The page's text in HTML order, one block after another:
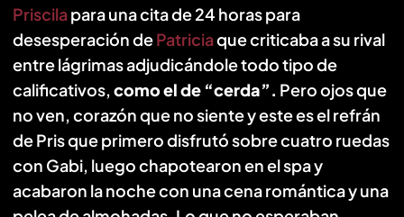
Priscilapara una cita de 24 horas para
desesperación dePatriciaque criticaba a su rival
entre lágrimas adjudicándole todo tipo de
calificativos,como el de “cerda”. Pero ojos que
no ven, corazón que no siente y este es el refrán
de Pris que primero disfrutó sobre cuatro ruedas
con Gabi, luego chapotearon en el spa y
acabaron la noche con una cena romántica y una